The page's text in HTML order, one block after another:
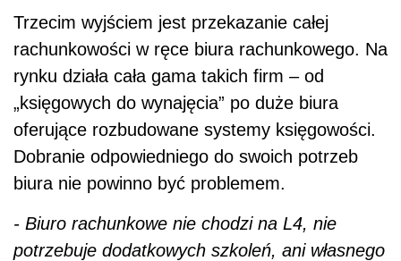
Trzecim wyjściem jest przekazanie całej
rachunkowości w ręce biura rachunkowego. Na
rynku działa cała gama takich firm – od
„księgowych do wynajęcia” po duże biura
oferujące rozbudowane systemy księgowości.
Dobranie odpowiedniego do swoich potrzeb
biura nie powinno być problemem.
- Biuro rachunkowe nie chodzi na L4, nie
potrzebuje dodatkowych szkoleń, ani własnego